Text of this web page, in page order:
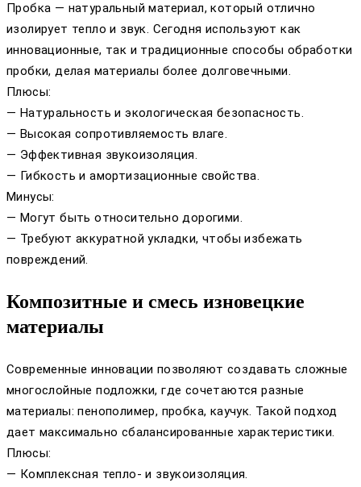
Пробка — натуральный материал, который отлично
изолирует тепло и звук. Сегодня используют как
инновационные, так и традиционные способы обработки
пробки, делая материалы более долговечными.
Плюсы:
— Натуральность и экологическая безопасность.
— Высокая сопротивляемость влаге.
— Эффективная звукоизоляция.
— Гибкость и амортизационные свойства.
Минусы:
— Могут быть относительно дорогими.
— Требуют аккуратной укладки, чтобы избежать
повреждений.
Композитные и смесь изновецкие
материалы
Современные инновации позволяют создавать сложные
многослойные подложки, где сочетаются разные
материалы: пенополимер, пробка, каучук. Такой подход
дает максимально сбалансированные характеристики.
Плюсы:
— Комплексная тепло- и звукоизоляция.